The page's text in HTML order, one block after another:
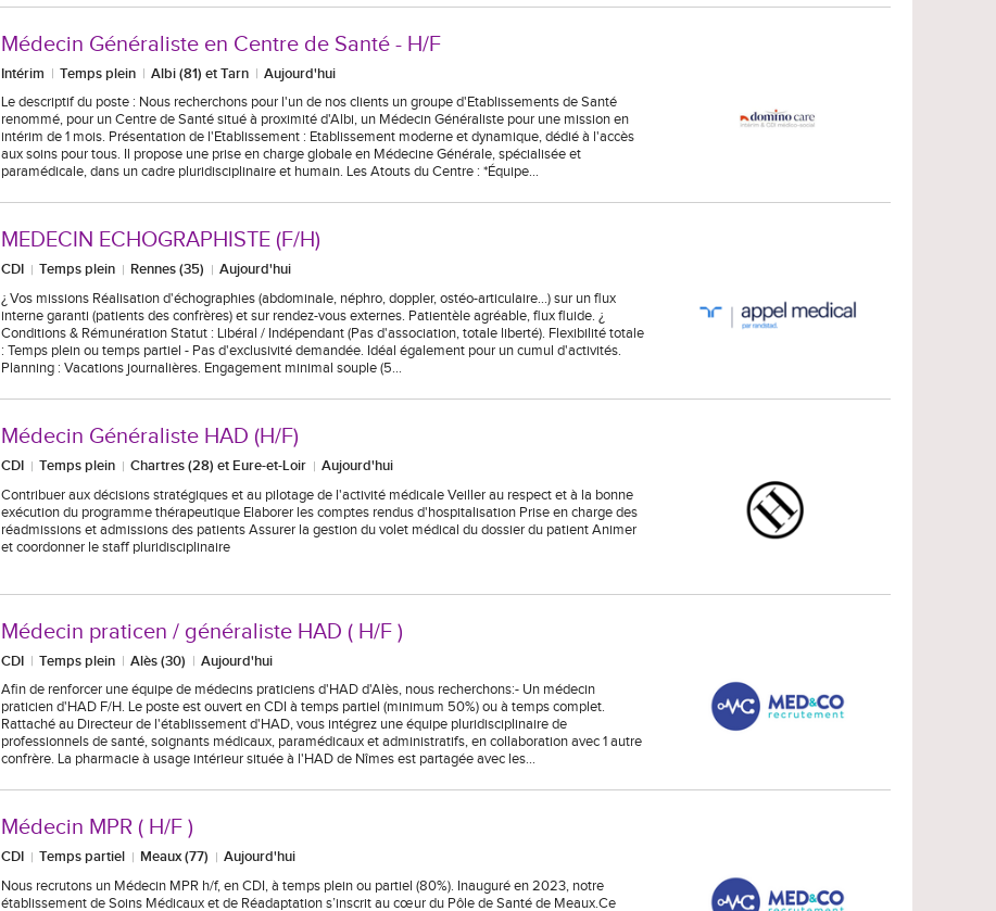
Médecin Généraliste en Centre de Santé - H/F
Intérim Temps plein Albi (81) et Tarn
Aujourd'hui
Le descriptif du poste : Nous recherchons pour l'un de nos clients un groupe d'Etablissements de Santé
renommé, pour un Centre de Santé situé à proximité d'Albi, un Médecin Généraliste pour une mission en
intérim de 1 mois. Présentation de l'Etablissement : Etablissement moderne et dynamique, dédié à l'accès
aux soins pour tous. Il propose une prise en charge globale en Médecine Générale, spécialisée et
paramédicale, dans un cadre pluridisciplinaire et humain. Les Atouts du Centre : *Équipe…
MEDECIN ECHOGRAPHISTE (F/H)
CDI Temps plein Rennes (35)
Aujourd'hui
¿ Vos missions Réalisation d'échographies (abdominale, néphro, doppler, ostéo-articulaire...) sur un flux
interne garanti (patients des confrères) et sur rendez-vous externes. Patientèle agréable, flux fluide. ¿
Conditions & Rémunération Statut : Libéral / Indépendant (Pas d'association, totale liberté). Flexibilité totale
: Temps plein ou temps partiel - Pas d'exclusivité demandée. Idéal également pour un cumul d'activités.
Planning : Vacations journalières. Engagement minimal souple (5…
Médecin Généraliste HAD (H/F)
CDI Temps plein Chartres (28) et Eure-et-Loir
Aujourd'hui
Contribuer aux décisions stratégiques et au pilotage de l'activité médicale Veiller au respect et à la bonne
exécution du programme thérapeutique Elaborer les comptes rendus d'hospitalisation Prise en charge des
réadmissions et admissions des patients Assurer la gestion du volet médical du dossier du patient Animer
et coordonner le staff pluridisciplinaire
Médecin praticen / généraliste HAD ( H/F )
CDI Temps plein Alès (30)
Aujourd'hui
Afin de renforcer une équipe de médecins praticiens d'HAD d'Alès, nous recherchons:- Un médecin
praticien d'HAD F/H. Le poste est ouvert en CDI à temps partiel (minimum 50%) ou à temps complet.
Rattaché au Directeur de l'établissement d'HAD, vous intégrez une équipe pluridisciplinaire de
professionnels de santé, soignants médicaux, paramédicaux et administratifs, en collaboration avec 1 autre
confrère. La pharmacie à usage intérieur située à l'HAD de Nîmes est partagée avec les…
Médecin MPR ( H/F )
CDI Temps partiel Meaux (77)
Aujourd'hui
Nous recrutons un Médecin MPR h/f, en CDI, à temps plein ou partiel (80%). Inauguré en 2023, notre
établissement de Soins Médicaux et de Réadaptation s’inscrit au cœur du Pôle de Santé de Meaux.Ce